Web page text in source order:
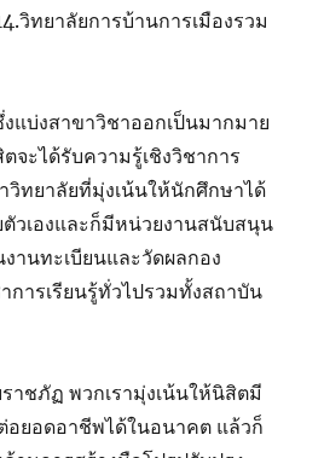
วิทยาลัยการบ้านการเมืองรวม
แบ่งสาขาวิชาออกเป็นมากมาย
จะได้รับความรู้เชิงวิชาการ
วิทยาลัยที่มุ่งเน้นให้นักศึกษาได้
วเองและก็มีหน่วยงานสนับสนุน
านทะเบียนและวัดผลกอง
การเรียนรู้ทั่วไปรวมทั้งสถาบัน
าชภัฏ พวกเรามุ่งเน้นให้นิสิตมี
ยอดอาชีพได้ในอนาคต แล้วก็